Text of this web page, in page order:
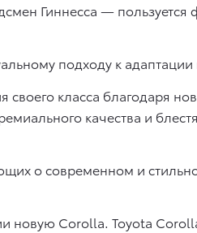
Гиннесса —
подходу к
класса благодаря
качества и
о современном и
новую Corolla. Toyota